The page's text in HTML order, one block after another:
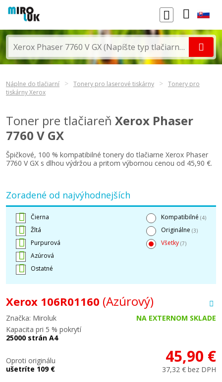
Náplne do tlačiarní Tonery pro laserové tiskárny
Tonery pro
tiskárny Xerox
Toner pre tlačiareň Xerox Phaser
7760 V GX
Špičkové, 100 % kompatibilné tonery do tlačiarne Xerox Phaser
7760 V GX s dlhou výdržou a pritom výbornou cenou od 45,90 €.
Zoradené od najvýhodnejších
Čierna
Žltá
Purpurová
Azúrová
Ostatné
Kompatibilné (4)
Originálne (3)
Všetky (7)
Xerox 106R01160 (Azúrový)
Značka: Miroluk
NA EXTERNOM SKLADE
Kapacita pri 5 % pokrytí
25000 strán A4
Oproti originálu
ušetríte 109 €
45,90 €
37,32 € bez DPH